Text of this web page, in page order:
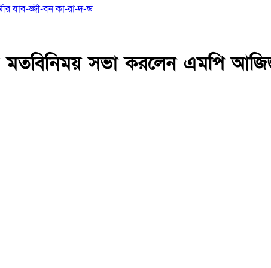
যাব-জ্জী-বন কা-রা-দ-ন্ড
মতবিনিময় সভা করলেন এমপি